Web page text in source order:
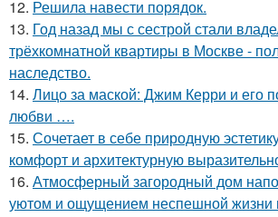
12. Решила навести порядок.
13. Год назад мы с сестрой стали
трёхкомнатной квартиры в Москве -
наследство.
14. Лицо за маской: Джим Керри и его
любви ….
15. Сочетает в себе природную
комфорт и архитектурную
16. Атмосферный загородный дом
уютом и ощущением неспешной жизни